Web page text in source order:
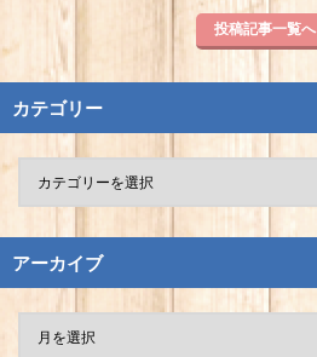
投稿記事一覧へ
カテゴリー
アーカイブ